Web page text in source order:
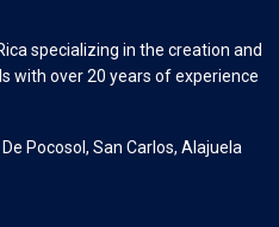
specializing in the creation and
with over 20 years of experience
Pocosol, San Carlos, Alajuela